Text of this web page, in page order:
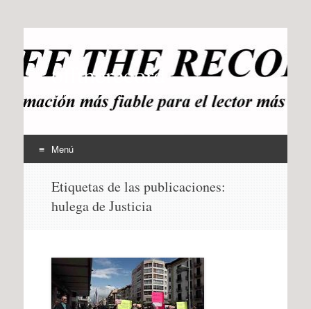
offtherecord
OTR
Menú
contenido
Etiquetas de las publicaciones:
hulega de Justicia